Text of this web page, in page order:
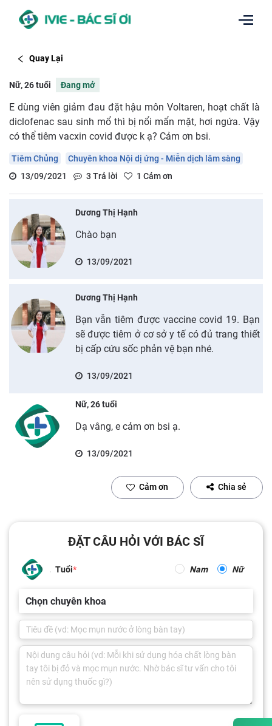
Quay Lại
Nữ, 26 tuổi Đang mở
E dùng viên giảm đau đặt hậu môn Voltaren, hoạt chất là
diclofenac sau sinh mổ thì bị nổi mẩn mặt, hơi ngứa. Vậy
có thể tiêm vacxin covid được k ạ? Cảm ơn bsi.
Tiêm Chủng
Chuyên khoa Nội dị ứng - Miễn dịch lâm sàng
13/09/2021
3 Trả lời 1 Cảm ơn
Dương Thị Hạnh
Chào bạn
13/09/2021
Dương Thị Hạnh
Bạn vẫn tiêm được vaccine covid 19. Bạn
sẽ được tiêm ở cơ sở y tế có đủ trang thiết
bị cấp cứu sốc phản vệ bạn nhé.
13/09/2021
Nữ, 26 tuổi
Dạ vâng, e cảm ơn bsi ạ.
13/09/2021
Cảm ơn Chia sẻ
ĐẶT CÂU HỎI VỚI BÁC SĨ
Tuổi Nam Nữ
Chọn chuyên khoa